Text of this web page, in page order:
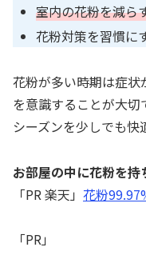
室内の花粉を減ら
花粉対策を習慣に
花粉が多い時期は症
を意識することが大
シーズンを少しでも快
お部屋の中に花粉を
「PR 楽天」 花粉
「PR」